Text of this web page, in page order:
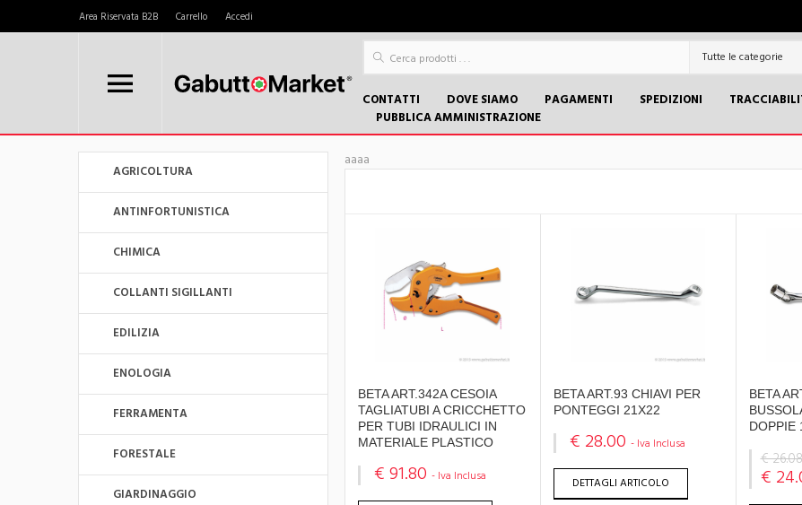
Area Riservata B2B Carrello Accedi
CONTATTI DOVE SIAMO PAGAMENTI SPEDIZIONI
PUBBLICA AMMINISTRAZIONE
AGRICOLTURA
ANTINFORTUNISTICA
CHIMICA
COLLANTI SIGILLANTI
EDILIZIA
ENOLOGIA
FERRAMENTA
FORESTALE
GIARDINAGGIO
aaaa
BETA ART.342A CESOIA
TAGLIATUBI A CRICCHETTO
PER TUBI IDRAULICI IN
MATERIALE PLASTICO
€ 91.80 - Iva Inclusa
BETA ART.93 CHIAVI PER
PONTEGGI 21X22
€ 28.00 - Iva Inclusa
DETTAGLI ARTICOLO
BETA
DOPPIE
€ 26.08
€